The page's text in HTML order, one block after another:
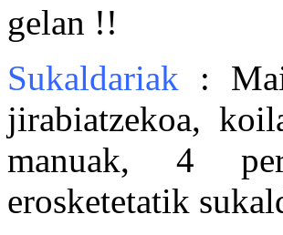
gelan !!
Sukaldariak :
jirabiatzekoa,
manuak, 4
erosketetatik